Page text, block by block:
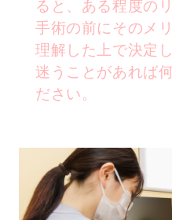
ると、ある程度の
手術の前にそのメ
理解した上で決定
迷うことがあれば
ださい。